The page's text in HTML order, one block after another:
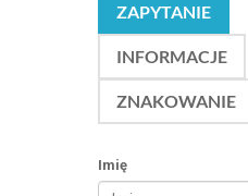
ZAPYTANIE
INFORMACJE
ZNAKOWANIE
Imię